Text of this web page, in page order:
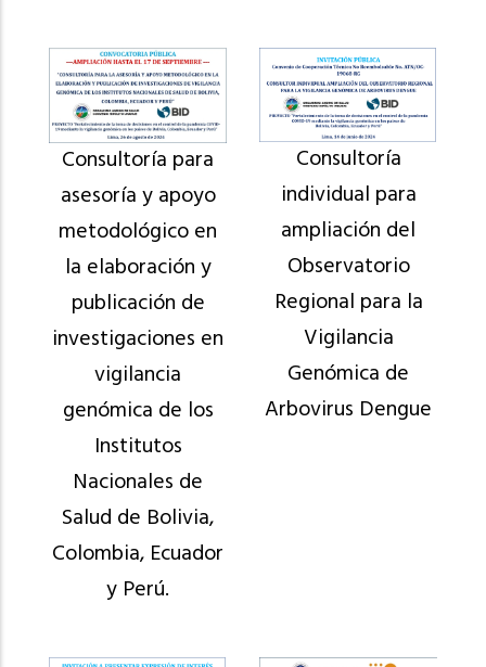
Consultoría para
asesoría y apoyo
metodológico en
la elaboración y
publicación de
investigaciones en
vigilancia
genómica de los
Institutos
Nacionales de
Salud de Bolivia,
Colombia, Ecuador
y Perú.
Consultoría
individual para
ampliación del
Observatorio
Regional para la
Vigilancia
Genómica de
Arbovirus Dengue